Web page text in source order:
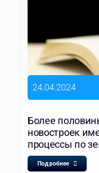
24.04.2024
Более
новостроек
процессы по
Подробнее